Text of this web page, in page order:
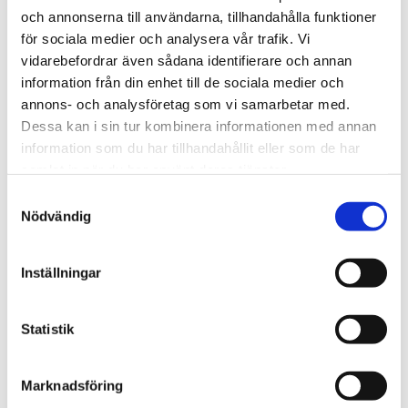
och annonserna till användarna, tillhandahålla funktioner
för sociala medier och analysera vår trafik. Vi
vidarebefordrar även sådana identifierare och annan
information från din enhet till de sociala medier och
annons- och analysföretag som vi samarbetar med.
Dessa kan i sin tur kombinera informationen med annan
information som du har tillhandahållit eller som de har
Nödvändig
Inställningar
Statistik
Marknadsföring
64 - Papegojblandning
med Frukt
Lyxig papegojblandning med
mycket frukt. Ingen majs eller
papegojor.
Från 95kr
Lägg